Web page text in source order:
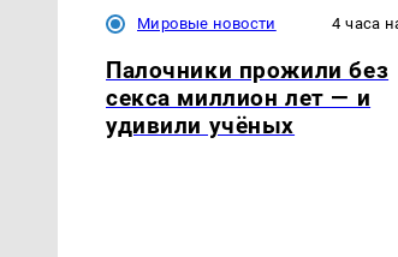
Мировые новости 4 часа
Палочники прожили без
секса миллион лет — и
удивили учёных